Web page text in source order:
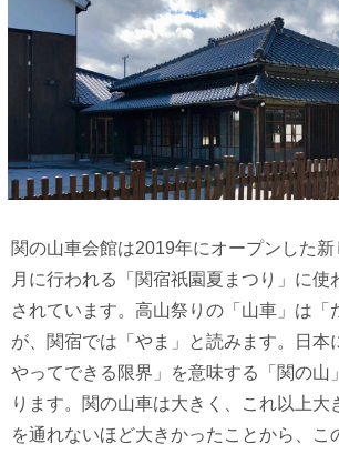
関の山車会館は2019年にオープンした新
月に行われる「関宿祇園夏まつり」に使
されています。高山祭りの「山車」は「
が、関宿では「やま」と読みます。日本
やってできる限界」を意味する「関の山
ります。関の山車は大きく、これ以上大
を通れないほど大きかったことから、こ